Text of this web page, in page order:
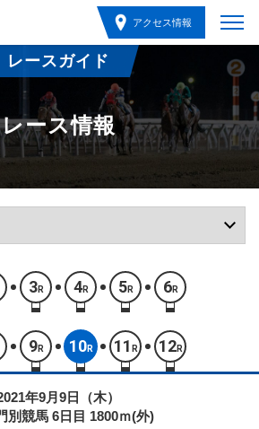
アクセス情報
レースガイド
レース情報
3R 4R 5R 6R
9R 10R 11 R 12R
年9月9日（木）
別競馬 6日目 1800ｍ(外)